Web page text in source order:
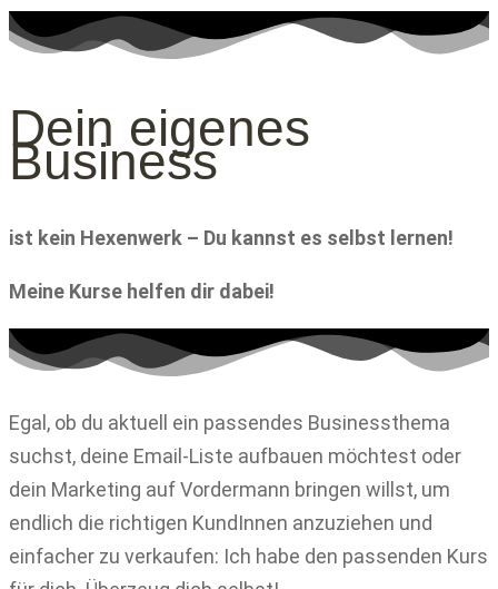
Dein eigenes
Business
ist kein Hexenwerk – Du kannst es selbst lernen!
Meine Kurse helfen dir dabei!
Egal, ob du aktuell ein passendes Businessthema
suchst, deine Email-Liste aufbauen möchtest oder
dein Marketing auf Vordermann bringen willst, um
endlich die richtigen KundInnen anzuziehen und
einfacher zu verkaufen: Ich habe den passenden Kurs